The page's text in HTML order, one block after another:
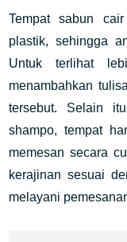
Tempat sabun
plastik, sehingga
Untuk terlihat
menambahkan
tersebut. Selain
shampo, tempat
memesan secara
kerajinan sesuai
melayani